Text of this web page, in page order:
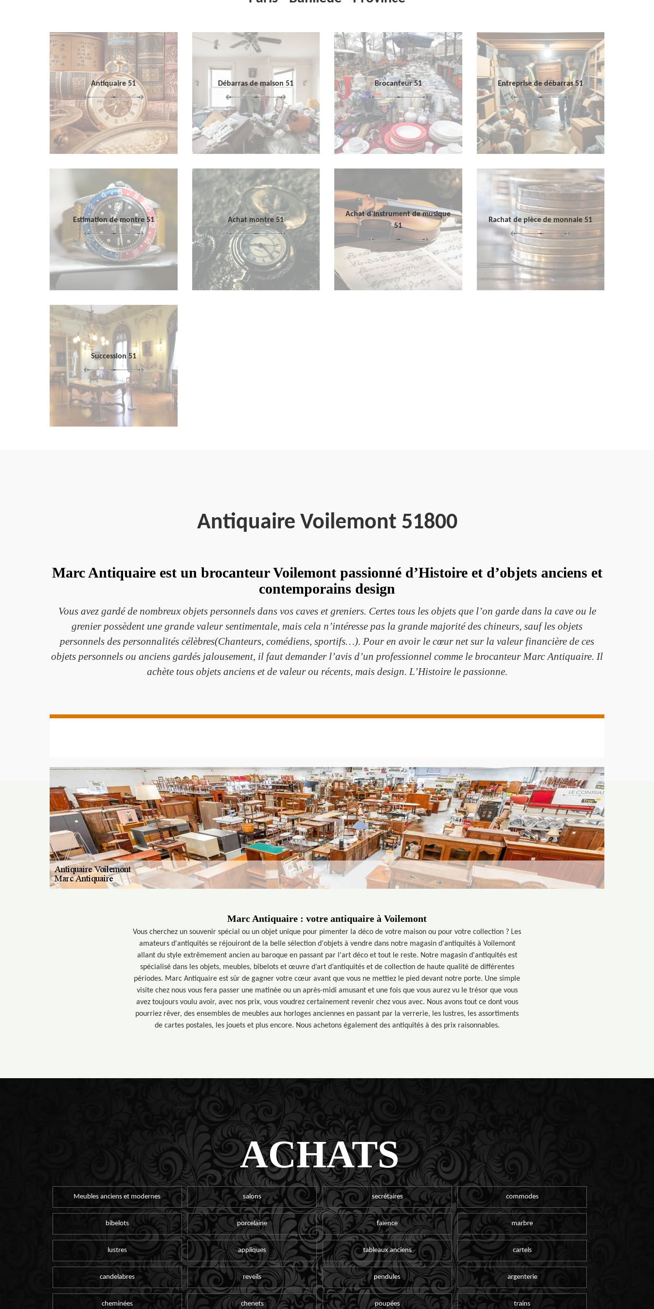
Antiquaire 51 Débarras de maison 51 Brocanteur 51 Entreprise de débarras 51
Estimation de montre 51 Achat montre 51
Achat d'instrument de musique
51
Rachat de pièce de monnaie 51
Succession 51
Antiquaire Voilemont 51800
Marc Antiquaire est un brocanteur Voilemont passionné d’Histoire et d’objets anciens et
contemporains design
Vous avez gardé de nombreux objets personnels dans vos caves et greniers. Certes tous les objets que l’on garde dans la cave ou le
grenier possèdent une grande valeur sentimentale, mais cela n’intéresse pas la grande majorité des chineurs, sauf les objets
personnels des personnalités célèbres(Chanteurs, comédiens, sportifs…). Pour en avoir le cœur net sur la valeur financière de ces
objets personnels ou anciens gardés jalousement, il faut demander l’avis d’un professionnel comme le brocanteur Marc Antiquaire. Il
achète tous objets anciens et de valeur ou récents, mais design. L’Histoire le passionne.
Marc Antiquaire : votre antiquaire à Voilemont
Vous cherchez un souvenir spécial ou un objet unique pour pimenter la déco de votre maison ou pour votre collection ? Les
amateurs d'antiquités se réjouiront de la belle sélection d'objets à vendre dans notre magasin d'antiquités à Voilemont
allant du style extrêmement ancien au baroque en passant par l'art déco et tout le reste. Notre magasin d'antiquités est
spécialisé dans les objets, meubles, bibelots et œuvre d’art d’antiquités et de collection de haute qualité de différentes
périodes. Marc Antiquaire est sûr de gagner votre cœur avant que vous ne mettiez le pied devant notre porte. Une simple
visite chez nous vous fera passer une matinée ou un après-midi amusant et une fois que vous aurez vu le trésor que vous
avez toujours voulu avoir, avec nos prix, vous voudrez certainement revenir chez vous avec. Nous avons tout ce dont vous
pourriez rêver, des ensembles de meubles aux horloges anciennes en passant par la verrerie, les lustres, les assortiments
de cartes postales, les jouets et plus encore. Nous achetons également des antiquités à des prix raisonnables.
ACHATS
Meubles anciens et modernes salons secrétaires commodes
bibelots porcelaine faïence marbre
lustres appliques tableaux anciens cartels
candelabres reveils pendules argenterie
cheminées chenets poupées trains